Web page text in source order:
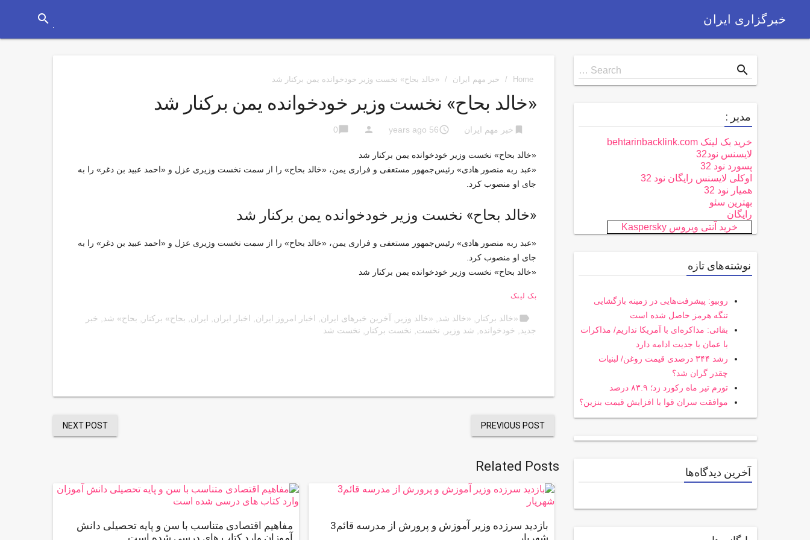
خبرگزاری ایران search
Home
/ خبر مهم ایران / «خالد بحاح» نخست وزیر خودخوانده یمن برکنار شد
«خالد بحاح» نخست وزیر خودخوانده یمن برکنار شد
bookmark خبر مهم ایران access_time
56 years ago
person
chat_bubble
0
«خالد بحاح» نخست وزیر خودخوانده یمن برکنار شد
«عبد ربه منصور هادی» رئیس‌جمهور مستعفی و فراری یمن، «خالد بحاح» را از سمت نخست وزیری عزل و «احمد عبید بن دغر» را به
جای او منصوب کرد.
«خالد بحاح» نخست وزیر خودخوانده یمن برکنار شد
«عبد ربه منصور هادی» رئیس‌جمهور مستعفی و فراری یمن، «خالد بحاح» را از سمت نخست وزیری عزل و «احمد عبید بن دغر» را به
جای او منصوب کرد.
«خالد بحاح» نخست وزیر خودخوانده یمن برکنار شد
بک لینک
label«خالد برکنار «خالد شد «خالد وزیر آخرین خبرهای ایران اخبار امروز ایران اخبار ایران ایران بحاح» برکنار بحاح» شد
خبر
جدید
خودخوانده شد وزیر نخست نخست برکنار نخست شد
PREVIOUS POST
NEXT POST
Related Posts
بازديد سرزده وزير آموزش و پرورش از مدرسه قائم3
شهريار
مفاهیم اقتصادی متناسب با سن و پایه تحصیلی دانش
آموزان وارد کتاب های درسی شده است
Search
for
Search … search
مدیر :
خرید بک لینک behtarinbacklink.com
لایسنس نود32
پسورد نود 32
اوکلی لایسنس رایگان نود 32
همیار نود 32
بهترین سئو
رایگان
خرید آنتی ویروس Kaspersky
نوشته‌های تازه
روبیو: پیشرفت‌هایی در زمینه بازگشایی
تنگه هرمز حاصل شده است
بقائی: مذاکره‌ای با آمریکا نداریم/ مذاکرات
با عمان با جدیت ادامه دارد
رشد ۳۴۴ درصدی قیمت روغن/ لبنیات
چقدر گران شد؟
تورم تیر ماه رکورد زد؛ ۸۳.۹ درصد
موافقت سران قوا با افزایش قیمت بنزین؟
آخرین دیدگاه‌ها